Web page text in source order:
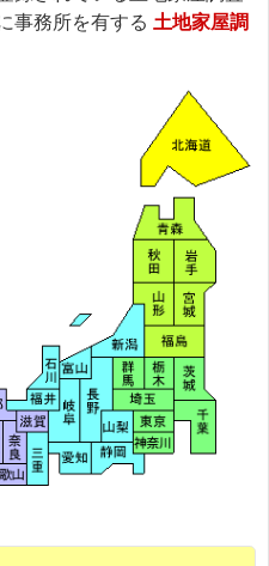
事務所を有する 土地家屋調